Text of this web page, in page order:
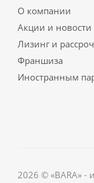
О компании
Акции и новости
Лизинг и
Франшиза
Иностранным
2026 © «BARA» -